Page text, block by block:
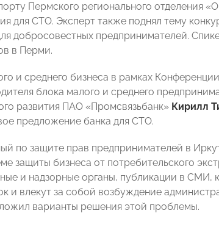
Пермского регионального
для СТО. Эксперт также поднял тему
добросовестных предпринимателей.
в Перми.
и среднего бизнеса в рамках
блока малого и среднего
развития ПАО «Промсвязьбанк» Кирилл
предложение банка для СТО.
по защите прав предпринимателей в
защиты бизнеса от потребительского
и надзорные органы, публикации в СМИ,
и влекут за собой возбуждение
варианты решения этой проблемы.